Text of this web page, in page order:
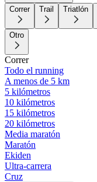
Correr Trail Triatlón
Otro
Correr
Todo el running
A menos de 5 km
5 kilómetros
10 kilómetros
15 kilómetros
20 kilómetros
Media maratón
Maratón
Ekiden
Ultra-carrera
Cruz